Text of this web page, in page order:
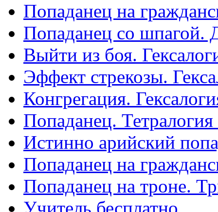
Попаданец на
Попаданец со шпагой.
Выйти из боя.
Эффект стрекозы.
Конгрегация.
Попаданец. Тетралогия
Истинно арийский
Попаданец на
Попаданец на троне.